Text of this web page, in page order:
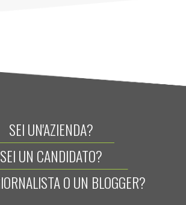
SEI UN'AZIENDA?
SEI UN CANDIDATO?
O UN BLOGGER?